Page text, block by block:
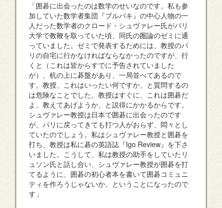
「囲碁に出会ったのは数学のせいなのです。私も参
加していた数学者集団『ブルバキ』の中心人物の一
人だった数学者のクロード・シュヴァレー氏がパリ
大学で教鞭を取っていた頃、同氏の圏論のゼミに通
っていました。ゼミで発表するためには、教授のパ
リの自宅に行かなければならなかったのですが、行
くと（これは皆からすでに予告されていました
が）、机の上に碁盤があり、一局並べてあるので
す。教授、これはいったい何ですか、と質問するの
は危険なことでした。教授はすぐに、これは囲碁だ
よ、教えてあげようか、と説得にかかるからです。
シュヴァレー教授は日本で囲碁に出会ったのです
が、パリに戻ってきても打つ人がおらず、悶々とし
ていたのでしょう。私はシュヴァレー教授と囲碁を
打ち、教授は私に碁の英語誌『Igo Review』を下さ
いました。こうして、私は教授の助手をしていたリ
ュソン氏と話し合い、シュヴァレー教授が囲碁を打
てるように、囲碁の初心者本を書いて囲碁コミュニ
ティを作ろうじゃないか、ということになったので
す」